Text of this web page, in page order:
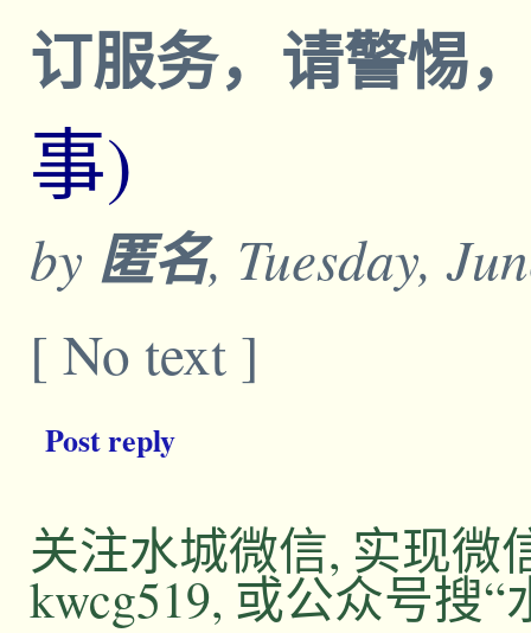
订服务，请警惕
事)
by 匿名, Tuesday,
[ No text ]
Post reply
关注水城微信, 实现微
kwcg519, 或公众号搜“